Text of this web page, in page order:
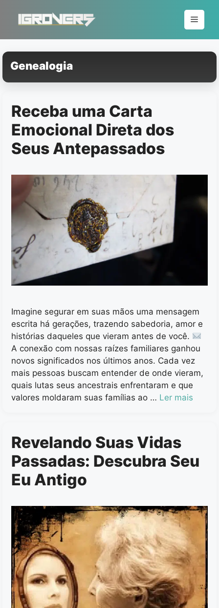
conteúdo
Menu
Genealogia
Receba uma Carta
Emocional Direta dos
Seus Antepassados
Imagine segurar em suas mãos uma mensagem
escrita há gerações, trazendo sabedoria, amor e
histórias daqueles que vieram antes de você.
A conexão com nossas raízes familiares ganhou
novos significados nos últimos anos. Cada vez
mais pessoas buscam entender de onde vieram,
quais lutas seus ancestrais enfrentaram e que
valores moldaram suas famílias ao … Ler mais
Revelando Suas Vidas
Passadas: Descubra Seu
Eu Antigo